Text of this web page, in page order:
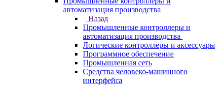
автоматизация производства
Назад
Промышленные контроллеры и
автоматизация производства
Логические контроллеры и аксессуары
Программное обеспечение
Промышленная сеть
Средства человеко-машинного
интерфейса